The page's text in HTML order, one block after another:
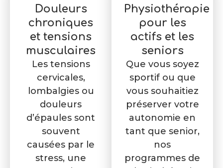
Douleurs
chroniques
et tensions
musculaires
Les tensions
cervicales,
lombalgies ou
douleurs
d’épaules sont
souvent
causées par le
stress, une
Physiothérapie
pour les
actifs et les
seniors
Que vous soyez
sportif ou que
vous souhaitiez
préserver votre
autonomie en
tant que senior,
nos
programmes de